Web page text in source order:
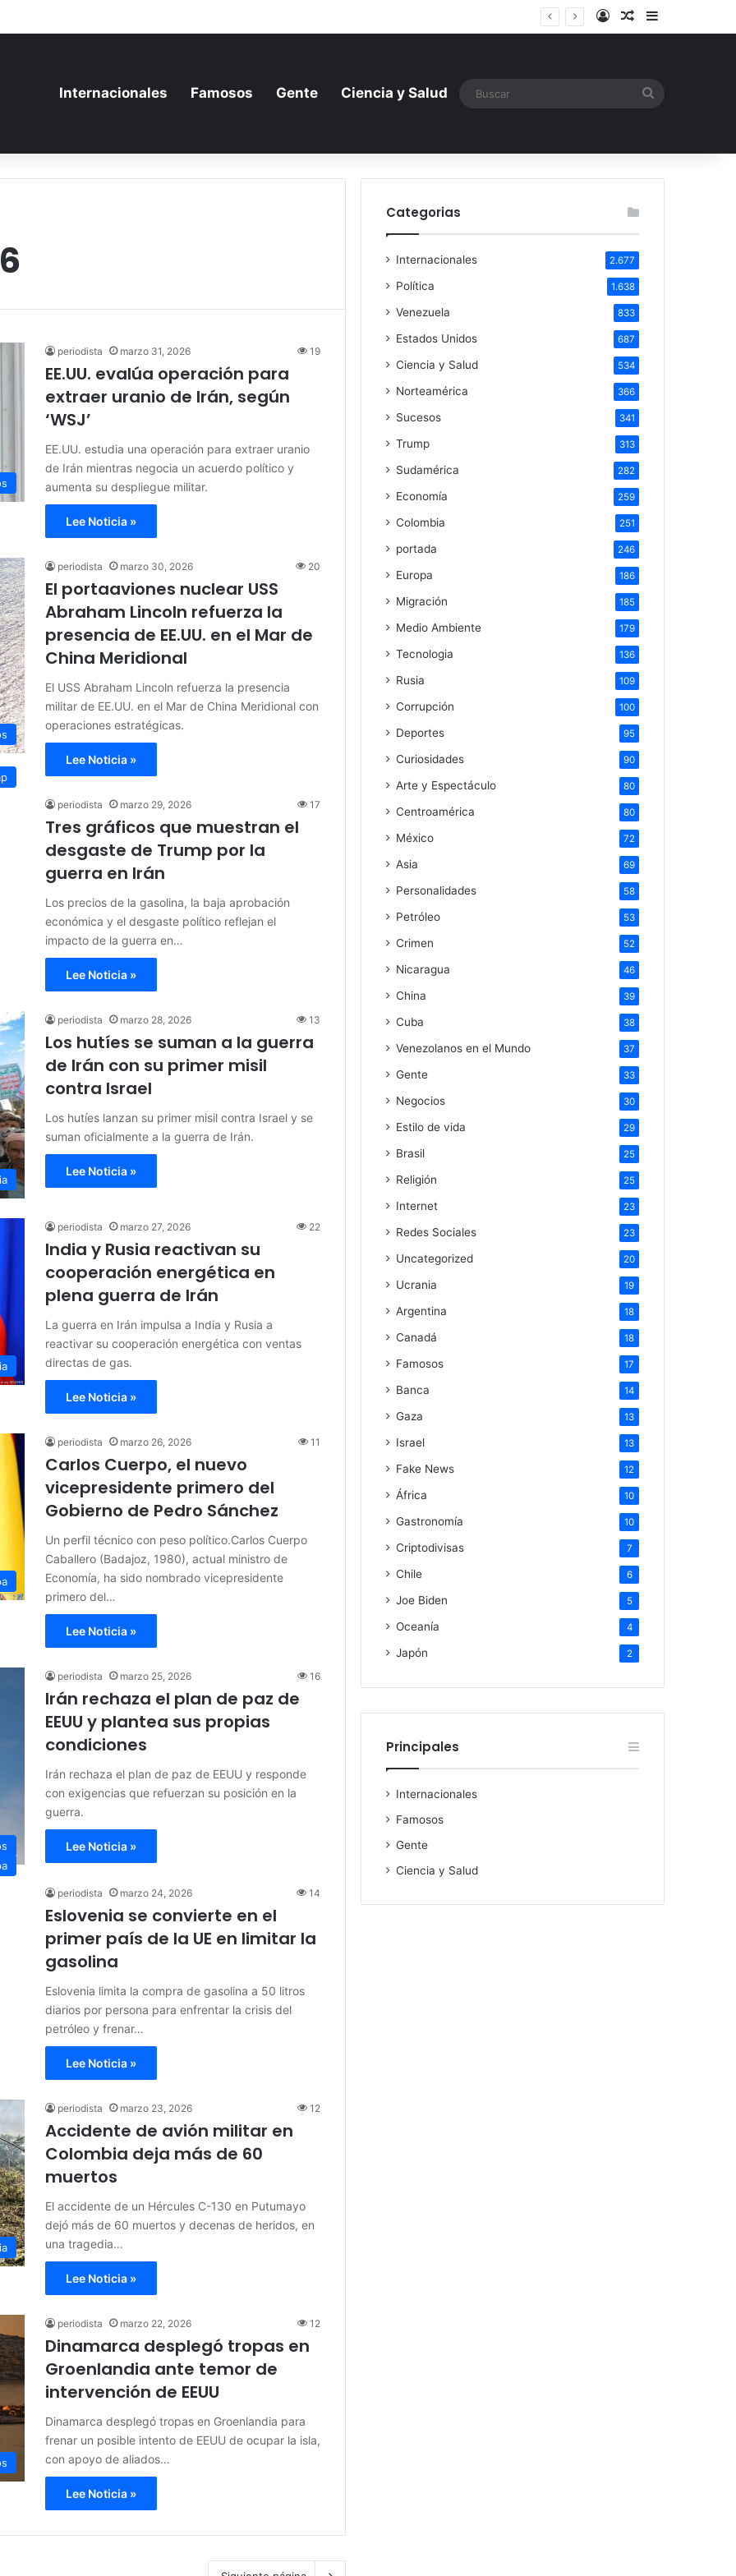
Iniciar sesión
ArtículoBarra lateral
Internacionales Famosos Gente Ciencia y Salud
periodista marzo 31, 2026 19
EE.UU. evalúa operación para
extraer uranio de Irán, según
‘WSJ’
EE.UU. estudia una operación para extraer uranio
de Irán mientras negocia un acuerdo político y
aumenta su despliegue militar.
Lee Noticia »
periodista marzo 30, 2026 20
El portaaviones nuclear USS
Abraham Lincoln refuerza la
presencia de EE.UU. en el Mar de
China Meridional
El USS Abraham Lincoln refuerza la presencia
militar de EE.UU. en el Mar de China Meridional con
operaciones estratégicas.
Lee Noticia »
periodista marzo 29, 2026 17
Tres gráficos que muestran el
desgaste de Trump por la
guerra en Irán
Los precios de la gasolina, la baja aprobación
económica y el desgaste político reflejan el
impacto de la guerra en…
Lee Noticia »
periodista marzo 28, 2026 13
Los hutíes se suman a la guerra
de Irán con su primer misil
contra Israel
Los hutíes lanzan su primer misil contra Israel y se
suman oficialmente a la guerra de Irán.
Lee Noticia »
periodista marzo 27, 2026 22
India y Rusia reactivan su
cooperación energética en
plena guerra de Irán
La guerra en Irán impulsa a India y Rusia a
reactivar su cooperación energética con ventas
directas de gas.
Lee Noticia »
periodista marzo 26, 2026 11
Carlos Cuerpo, el nuevo
vicepresidente primero del
Gobierno de Pedro Sánchez
Un perfil técnico con peso político.Carlos Cuerpo
Caballero (Badajoz, 1980), actual ministro de
Economía, ha sido nombrado vicepresidente
primero del…
Lee Noticia »
periodista marzo 25, 2026 16
Irán rechaza el plan de paz de
EEUU y plantea sus propias
condiciones
Irán rechaza el plan de paz de EEUU y responde
con exigencias que refuerzan su posición en la
guerra.
Lee Noticia »
periodista marzo 24, 2026 14
Eslovenia se convierte en el
primer país de la UE en limitar la
gasolina
Eslovenia limita la compra de gasolina a 50 litros
diarios por persona para enfrentar la crisis del
petróleo y frenar…
Lee Noticia »
periodista marzo 23, 2026 12
Accidente de avión militar en
Colombia deja más de 60
muertos
El accidente de un Hércules C-130 en Putumayo
dejó más de 60 muertos y decenas de heridos, en
una tragedia…
Lee Noticia »
periodista marzo 22, 2026 12
Dinamarca desplegó tropas en
Groenlandia ante temor de
intervención de EEUU
Dinamarca desplegó tropas en Groenlandia para
frenar un posible intento de EEUU de ocupar la isla,
con apoyo de aliados…
Lee Noticia »
Categorias
Internacionales 2.677
Política 1.638
Venezuela 833
Estados Unidos 687
Ciencia y Salud 534
Norteamérica 366
Sucesos 341
Trump 313
Sudamérica 282
Economía 259
Colombia 251
portada 246
Europa 186
Migración 185
Medio Ambiente 179
Tecnologia 136
Rusia 109
Corrupción 100
Deportes 95
Curiosidades 90
Arte y Espectáculo 80
Centroamérica 80
México 72
Asia 69
Personalidades 58
Petróleo 53
Crimen 52
Nicaragua 46
China 39
Cuba 38
Venezolanos en el Mundo 37
Gente 33
Negocios 30
Estilo de vida 29
Brasil 25
Religión 25
Internet 23
Redes Sociales 23
Uncategorized 20
Ucrania 19
Argentina 18
Canadá 18
Famosos 17
Banca 14
Gaza 13
Israel 13
Fake News 12
África 10
Gastronomía 10
Criptodivisas 7
Chile 6
Joe Biden 5
Oceanía 4
Japón 2
Principales
Internacionales
Famosos
Gente
Ciencia y Salud